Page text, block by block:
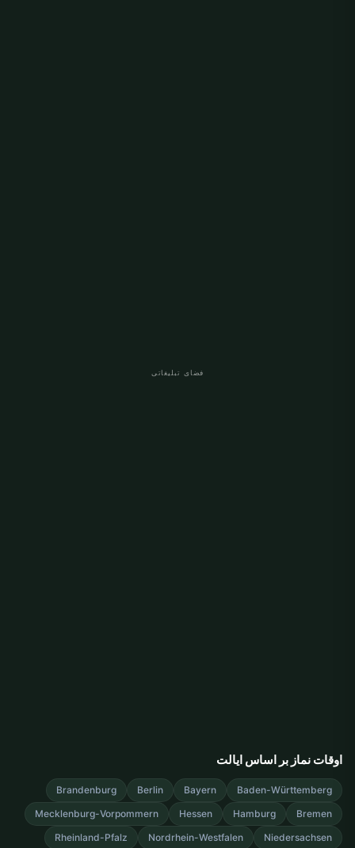
فضای تبلیغاتی
اوقات نماز بر اساس ایالت
Baden-Württemberg
Bayern
Berlin
Brandenburg
Bremen
Hamburg
Hessen
Mecklenburg-Vorpommern
Niedersachsen
Nordrhein-Westfalen
Rheinland-Pfalz